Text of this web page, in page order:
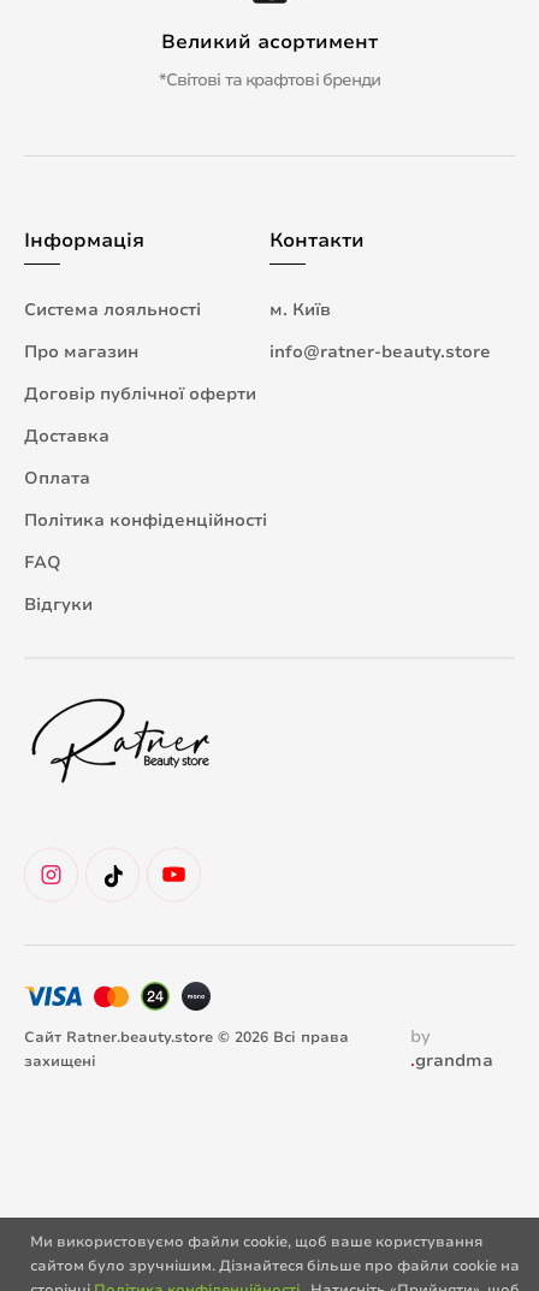
Великий асортимент
*Світові та крафтові бренди
Інформація
Система лояльності
Про магазин
Договір публічної оферти
Доставка
Оплата
Політика конфіденційності
FAQ
Відгуки
Контакти
м. Київ
info@ratner-beauty.store
Сайт Ratner.beauty.store © 2026 Всі права
захищені
by
.grandma
Ми використовуємо файли cookie, щоб ваше користування
сайтом було зручнішим. Дізнайтеся більше про файли cookie на